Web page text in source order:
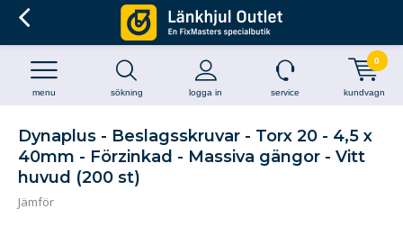
sökning logga in
menu service kundvagn
0
Dynaplus - Beslagsskruvar - Torx 20 - 4,5 x
40mm - Förzinkad - Massiva gängor - Vitt
huvud (200 st)
Jämför